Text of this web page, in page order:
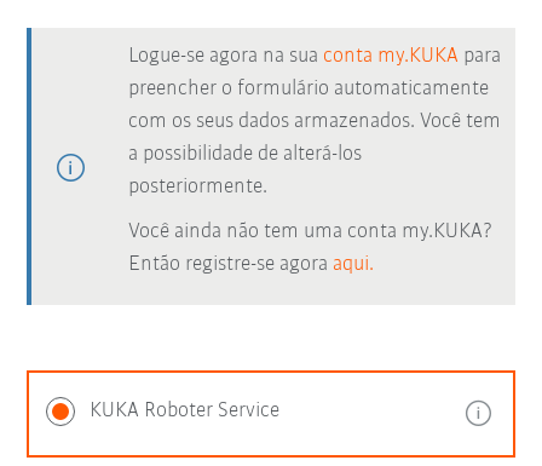
Logue-se agora na sua conta my.KUKA para
preencher o formulário automaticamente
com os seus dados armazenados. Você tem
a possibilidade de alterá-los
posteriormente.
Você ainda não tem uma conta my.KUKA?
Então registre-se agora aqui.
KUKA Roboter Service